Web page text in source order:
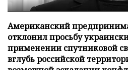
Американский
отклонил просьбу
применении спутниковой
вглубь российской